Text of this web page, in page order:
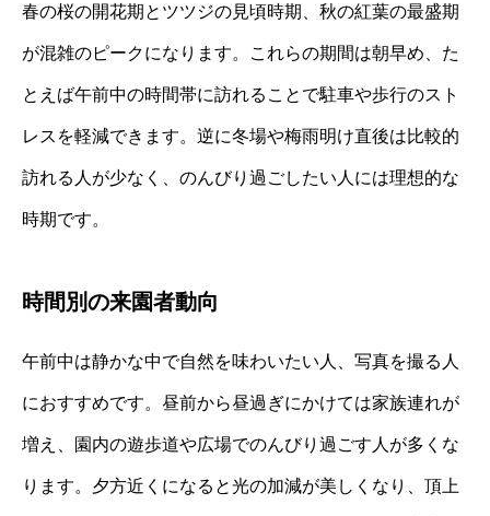
春の桜の開花期とツツジの見頃時期、秋の紅葉の最盛期
が混雑のピークになります。これらの期間は朝早め、た
とえば午前中の時間帯に訪れることで駐車や歩行のスト
レスを軽減できます。逆に冬場や梅雨明け直後は比較的
訪れる人が少なく、のんびり過ごしたい人には理想的な
時期です。
時間別の来園者動向
午前中は静かな中で自然を味わいたい人、写真を撮る人
におすすめです。昼前から昼過ぎにかけては家族連れが
増え、園内の遊歩道や広場でのんびり過ごす人が多くな
ります。夕方近くになると光の加減が美しくなり、頂上